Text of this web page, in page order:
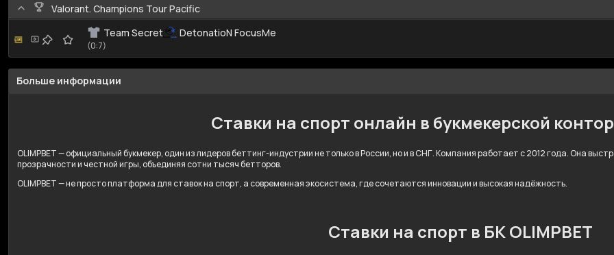
Valorant. Champions Tour Pacific
Team Secret
DetonatioN FocusMe
(0:7)
Больше информации
Ставки на спорт онлайн в букмекерской
OLIMPBET — официальный букмекер, один из лидеров беттинг-индустрии не только в России, но и в СНГ. Компания работает с 2012 года. Она
прозрачности и честной игры, объединяя сотни тысяч бетторов.
OLIMPBET — не просто платформа для ставок на спорт, а современная экосистема, где сочетаются инновации и высокая надёжность.
Ставки на спорт в БК OLIMPBET